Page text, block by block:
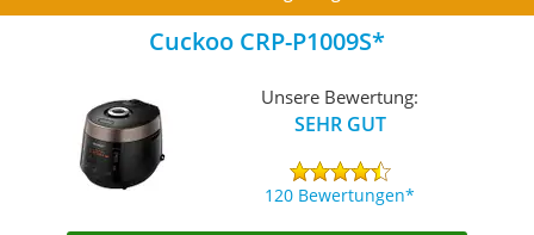
Cuckoo CRP-P1009S
Unsere Bewertung:
SEHR GUT
120 Bewertungen